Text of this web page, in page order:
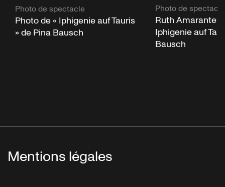
Photo de spectacle
Photo de « Iphigenie auf Tauris
» de Pina Bausch
Photo de spectacle
Ruth Amarante
Iphigenie auf
Bausch
Mentions légales